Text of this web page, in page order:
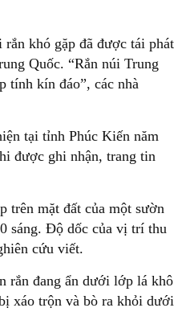
khó gặp đã được tái phát
Quốc. “Rắn núi Trung
tính kín đáo”, các nhà
tại tỉnh Phúc Kiến năm
được ghi nhận, trang tin
trên mặt đất của một sườn
sáng. Độ dốc của vị trí thu
cứu viết.
rắn đang ẩn dưới lớp lá khô
xáo trộn và bò ra khỏi dưới